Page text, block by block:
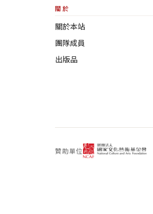
關於
關於本站
團隊成員
出版品
贊助單位